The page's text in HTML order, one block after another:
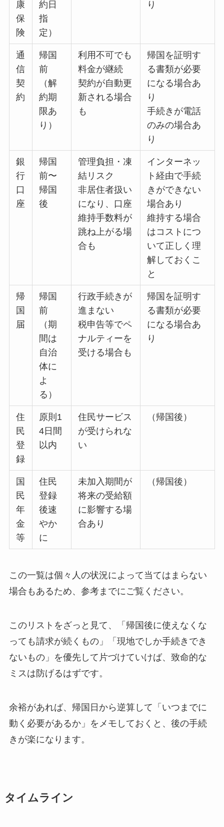
康
保
険
約日
指
定）
り
通
信
契
約
帰国
前
（解
約期
限あ
り）
利用不可でも
料金が継続
契約が自動更
新される場合
も
帰国を証明す
る書類が必要
になる場合あ
り
手続きが電話
のみの場合あ
り
銀
行
口
座
帰国
前〜
帰国
後
管理負担・凍
結リスク
非居住者扱い
になり、口座
維持手数料が
跳ね上がる場
合も
インターネッ
ト経由で手続
きができない
場合あり
維持する場合
はコストにつ
いて正しく理
解しておくこ
と
帰
国
届
帰国
前
（期
間は
自治
体に
よ
る）
行政手続きが
進まない
税申告等でペ
ナルティーを
受ける場合も
帰国を証明す
る書類が必要
になる場合あ
り
住
民
登
録
原則1
4日間
以内
住民サービス
が受けられな
い
（帰国後）
国
民
年
金
等
住民
登録
後速
やか
に
未加入期間が
将来の受給額
に影響する場
合あり
（帰国後）
この一覧は個々人の状況によって当てはまらない
場合もあるため、参考までにご覧ください。
このリストをざっと見て、「帰国後に使えなくな
っても請求が続くもの」「現地でしか手続きでき
ないもの」を優先して片づけていけば、致命的な
ミスは防げるはずです。
余裕があれば、帰国日から逆算して「いつまでに
動く必要があるか」をメモしておくと、後の手続
きが楽になります。
タイムライン